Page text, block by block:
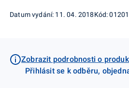
Datum vydání: 11. 04. 2018Kód:
Zobrazit podrobnosti o
Přihlásit se k odběru,